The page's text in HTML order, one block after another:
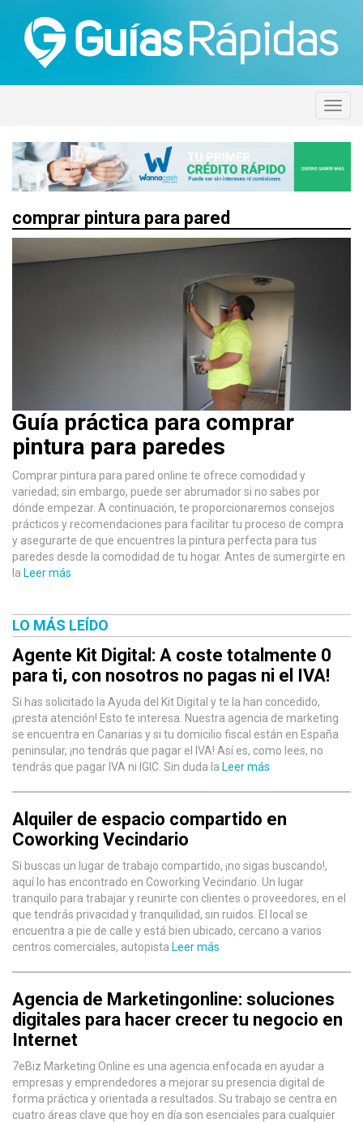
comprar pintura para pared
Guía práctica para comprar
pintura para paredes
Comprar pintura para pared online te ofrece comodidad y
variedad; sin embargo, puede ser abrumador si no sabes por
dónde empezar. A continuación, te proporcionaremos consejos
prácticos y recomendaciones para facilitar tu proceso de compra
y asegurarte de que encuentres la pintura perfecta para tus
paredes desde la comodidad de tu hogar. Antes de sumergirte en
la Leer más
LO MÁS LEÍDO
Agente Kit Digital: A coste totalmente 0
para ti, con nosotros no pagas ni el IVA!
Si has solicitado la Ayuda del Kit Digital y te la han concedido,
¡presta atención! Esto te interesa. Nuestra agencia de marketing
se encuentra en Canarias y si tu domicilio fiscal están en España
peninsular, ¡no tendrás que pagar el IVA! Así es, como lees, no
tendrás que pagar IVA ni IGIC. Sin duda la Leer más
Alquiler de espacio compartido en
Coworking Vecindario
Si buscas un lugar de trabajo compartido, ¡no sigas buscando!,
aquí lo has encontrado en Coworking Vecindario. Un lugar
tranquilo para trabajar y reunirte con clientes o proveedores, en el
que tendrás privacidad y tranquilidad, sin ruidos. El local se
encuentra a pie de calle y está bien ubicado, cercano a varios
centros comerciales, autopista Leer más
Agencia de Marketingonline: soluciones
digitales para hacer crecer tu negocio en
Internet
7eBiz Marketing Online es una agencia enfocada en ayudar a
empresas y emprendedores a mejorar su presencia digital de
forma práctica y orientada a resultados. Su trabajo se centra en
cuatro áreas clave que hoy en día son esenciales para cualquier